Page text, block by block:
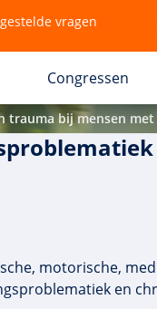
vragen
Congressen
bij mensen met
motorische,
en